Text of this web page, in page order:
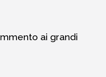
ai grandi